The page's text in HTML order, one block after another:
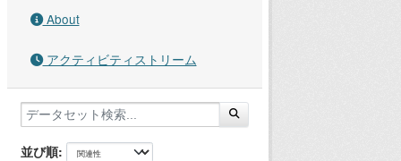
About
アクティビティストリーム
並び順